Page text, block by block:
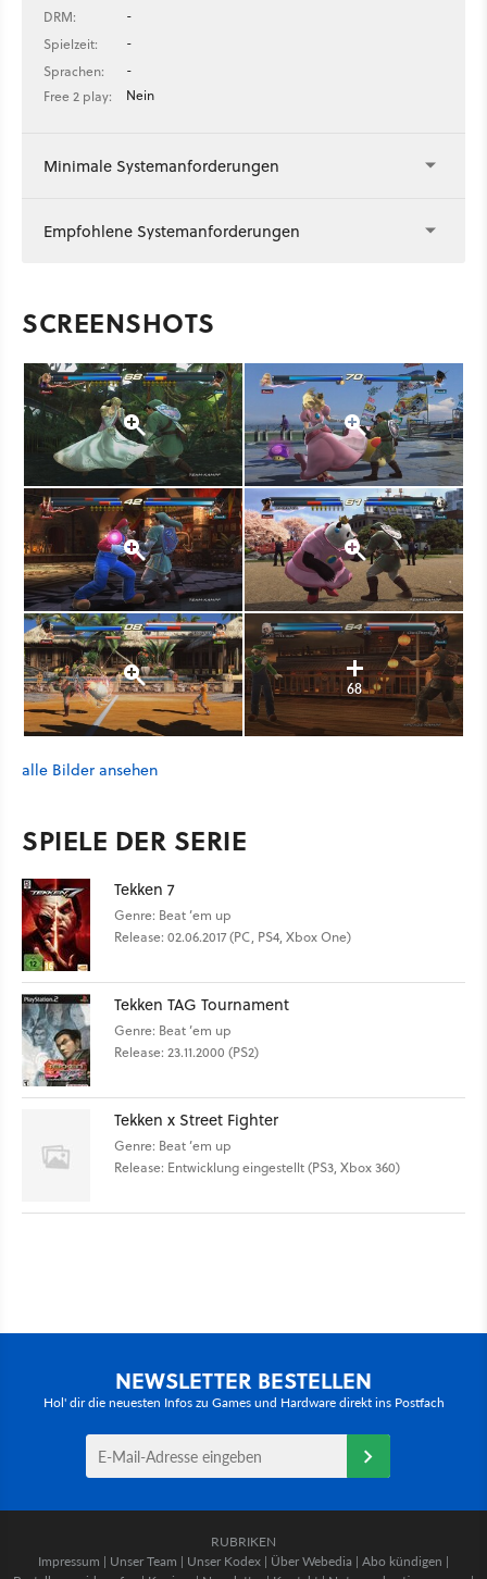
DRM:
-
Spielzeit:
-
Sprachen:
-
Free 2 play:
Nein
Minimale Systemanforderungen
Empfohlene Systemanforderungen
SCREENSHOTS
68
alle Bilder ansehen
SPIELE DER SERIE
Tekken 7
Genre: Beat ’em up
Release: 02.06.2017 (PC, PS4, Xbox One)
Tekken TAG Tournament
Genre: Beat ’em up
Release: 23.11.2000 (PS2)
Tekken x Street Fighter
Genre: Beat ’em up
Release: Entwicklung eingestellt (PS3, Xbox 360)
NEWSLETTER BESTELLEN
Hol' dir die neuesten Infos zu Games und Hardware direkt ins Postfach
RUBRIKEN
Impressum | Unser Team | Unser Kodex | Über Webedia | Abo kündigen |